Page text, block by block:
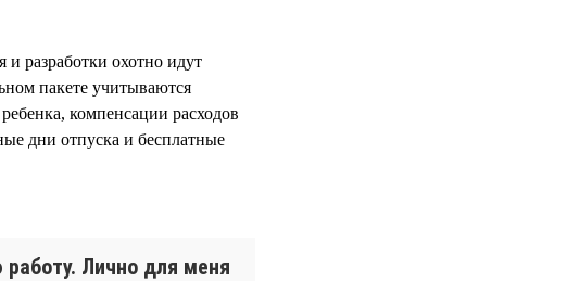
и разработки охотно идут
пакете учитываются
компенсации расходов
дни отпуска и бесплатные
Лично для меня